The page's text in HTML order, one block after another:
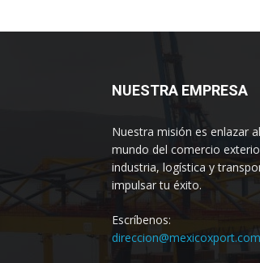
NUESTRA EMPRESA
Nuestra misión es enlazar al
mundo del comercio
industria, logística y
impulsar tu éxito.
Escríbenos:
direccion@mexicoxport.com